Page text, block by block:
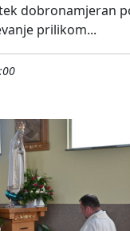
dobronamjeran
prilikom...